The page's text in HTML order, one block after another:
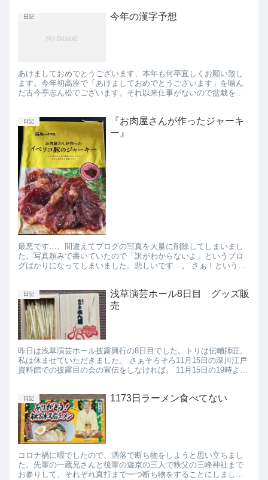
日記 今年の漢字予想
あけましておめでとうございます、本年も何卒宜しくお願い致し
ます。今年初高座で「あけましておめでとうございます」を噛ん
だ古今亭志ん松でございます。それ以来仕事がないので盆栽を愛
日記
『お肉屋さんが作ったジャーキ
ー』
最悪です…。間違えてブログの写真を大量に削除してしまいまし
た。写真頼みで書いていたので「訳がわからないよ」というブロ
グばかりになってしまいました。悲しいです…。 さぁ！という訳
日記
浅草演芸ホール8日目 グッズ販
売
昨日は浅草演芸ホール披露興行の8日目でした。トリは伝輔師匠。
私は休ませていただきました。 さぁそろそろ11月15日の深川江戸
資料館での披露目の会の宣伝をしなければ。 11月15日の19時より
日記 1173日ラーメン食べてない
コロナ禍に暇でしたので、洒落で断ち物をしようと思い立ちまし
た。先輩の一蔵兄さんと後輩の遊京の三人で秩父の三峰神社まで
お参りして、それぞれ真打まで一つ断ち物をすることにしまし